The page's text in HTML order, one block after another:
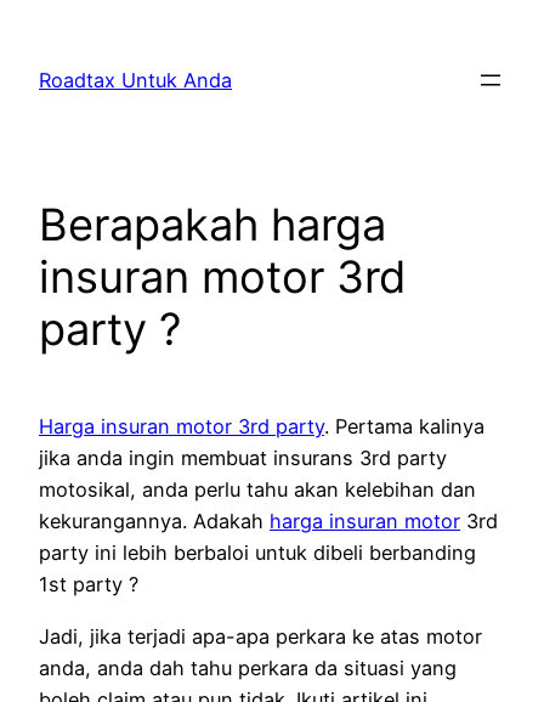
content
Roadtax Untuk Anda
Berapakah harga
insuran motor 3rd
party ?
Harga insuran motor 3rd party. Pertama kalinya
jika anda ingin membuat insurans 3rd party
motosikal, anda perlu tahu akan kelebihan dan
kekurangannya. Adakah harga insuran motor 3rd
party ini lebih berbaloi untuk dibeli berbanding
1st party ?
Jadi, jika terjadi apa-apa perkara ke atas motor
anda, anda dah tahu perkara da situasi yang